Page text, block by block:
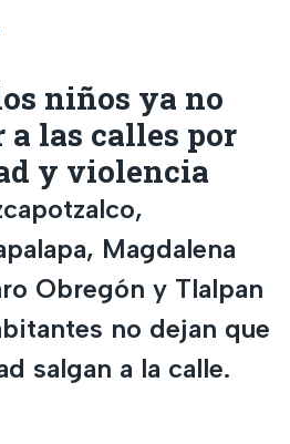
niños ya no
a las calles por
y violencia
Magdalena
Obregón y Tlalpan
no dejan que
salgan a la calle.